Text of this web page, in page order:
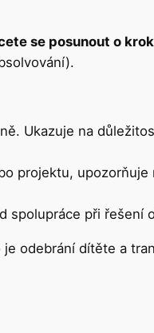
se posunout o
Ukazuje na
projektu,
spolupráce při řešení
odebrání dítěte a